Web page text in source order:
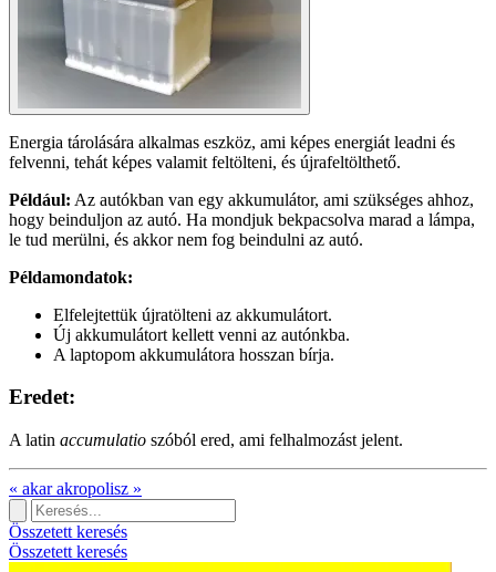
Energia tárolására alkalmas eszköz, ami képes energiát leadni és
felvenni, tehát képes valamit feltölteni, és újrafeltölthető.
Például: Az autókban van egy akkumulátor, ami szükséges ahhoz,
hogy beinduljon az autó. Ha mondjuk bekpacsolva marad a lámpa,
le tud merülni, és akkor nem fog beindulni az autó.
Példamondatok:
Elfelejtettük újratölteni az akkumulátort.
Új akkumulátort kellett venni az autónkba.
A laptopom akkumulátora hosszan bírja.
Eredet:
A latin accumulatio szóból ered, ami felhalmozást jelent.
« akar akropolisz »
Összetett keresés
Összetett keresés